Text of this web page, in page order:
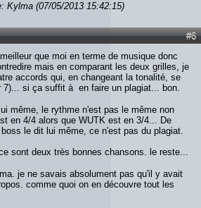
Kylma (07/05/2013 15:42:15)
#6
que moi en terme de musique donc
mais en comparant les deux grilles, je
accords qui, en changeant la tonalité, se
7)... si ça suffit à en faire un plagiat... bon.
même, le rythme n'est pas le même non
en 4/4 alors que WUTK est en 3/4... De
le dit lui même, ce n'est pas du plagiat.
sont deux très bonnes chansons. le reste...
je ne savais absolument pas qu'il y avait
comme quoi on en découvre tout les